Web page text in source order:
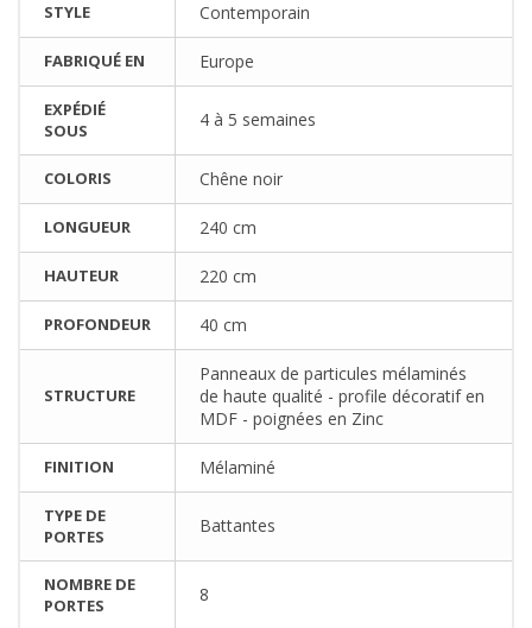
STYLE Contemporain
FABRIQUÉ EN Europe
EXPÉDIÉ
SOUS
4 à 5 semaines
COLORIS Chêne noir
LONGUEUR 240 cm
HAUTEUR 220 cm
PROFONDEUR 40 cm
STRUCTURE
Panneaux de particules mélaminés
de haute qualité - profile décoratif en
MDF - poignées en Zinc
FINITION Mélaminé
TYPE DE
PORTES
Battantes
NOMBRE DE
PORTES
8